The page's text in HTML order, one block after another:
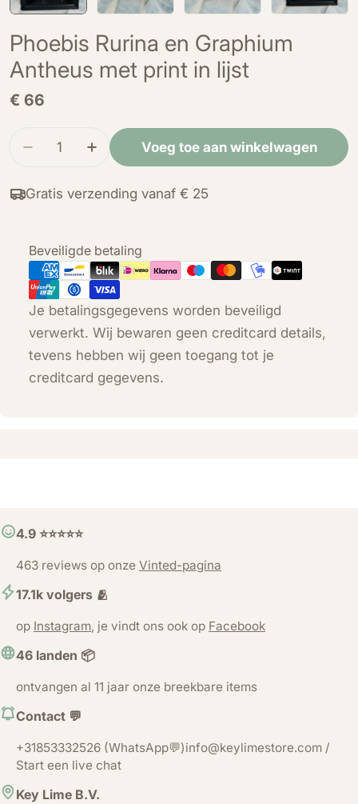
Phoebis Rurina en Graphium
Antheus met print in lijst
Normale
€ 66
Hoeveelheid
Verminder de hoeveelheid voor Phoebis
Verhoog de hoeveelheid voor
Voeg toe aan winkelwagen
Gratis verzending vanaf € 25
Beveiligde betaling
Betaalmethoden
Je betalingsgegevens worden beveiligd
verwerkt. Wij bewaren geen creditcard details,
tevens hebben wij geen toegang tot je
creditcard gegevens.
4.9 ⭐️⭐️⭐️⭐️⭐️
463 reviews op onze Vinted-pagina
17.1k volgers 🫂
op Instagram, je vindt ons ook op Facebook
46 landen 📦
ontvangen al 11 jaar onze breekbare items
Contact 💬
+31853332526 (WhatsApp💬)info@keylimestore.com /
Start een live chat
Key Lime B.V.